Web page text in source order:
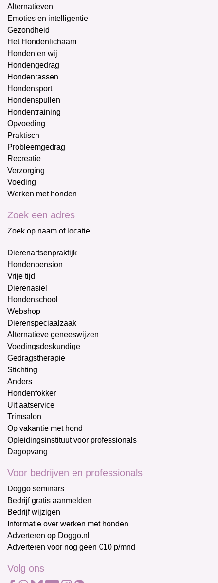
Alternatieven
Emoties en intelligentie
Gezondheid
Het Hondenlichaam
Honden en wij
Hondengedrag
Hondenrassen
Hondensport
Hondenspullen
Hondentraining
Opvoeding
Praktisch
Probleemgedrag
Recreatie
Verzorging
Voeding
Werken met honden
Zoek een adres
Zoek op naam of locatie
Dierenartsenpraktijk
Hondenpension
Vrije tijd
Dierenasiel
Hondenschool
Webshop
Dierenspeciaalzaak
Alternatieve geneeswijzen
Voedingsdeskundige
Gedragstherapie
Stichting
Anders
Hondenfokker
Uitlaatservice
Trimsalon
Op vakantie met hond
Opleidingsinstituut voor professionals
Dagopvang
Voor bedrijven en professionals
Doggo seminars
Bedrijf gratis aanmelden
Bedrijf wijzigen
Informatie over werken met honden
Adverteren op Doggo.nl
Adverteren voor nog geen €10 p/mnd
Volg ons